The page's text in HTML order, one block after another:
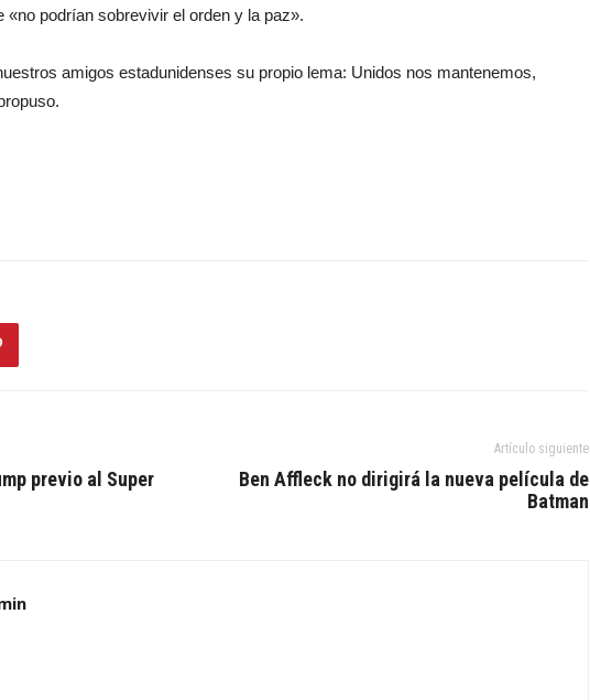
«no podrían sobrevivir el orden y la paz».
amigos estadunidenses su propio lema: Unidos nos mantenemos,
previo al Super
Artículo siguiente
Ben Affleck no dirigirá la nueva película de
Batman